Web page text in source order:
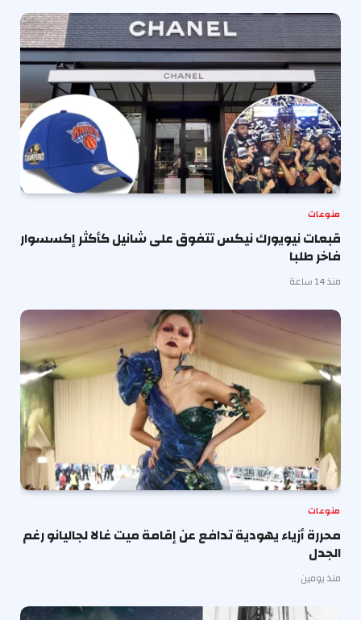
منوعات
قبعات نيويورك نيكس تتفوق على شانيل كأكثر إكسسوار
فاخر طلبا
منذ 14 ساعة
منوعات
محررة أزياء يهودية تدافع عن إقامة ميت غالا لجاليانو رغم
الجدل
منذ يومين